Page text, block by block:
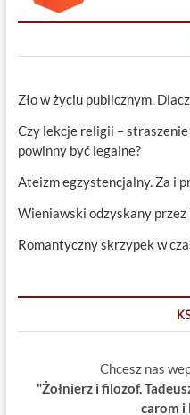
Zło w życiu publicznym.
Czy lekcje religii – straszenie
powinny być legalne?
Ateizm egzystencjalny. Za i
Wieniawski odzyskany przez
Romantyczny skrzypek w
Chcesz nas
"Żołnierz i filozof.
carom i